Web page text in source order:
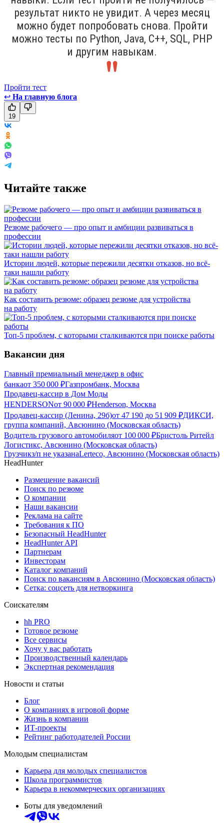
результат никто не увидит. А через месяц
можно будет попробовать снова. Пройти
можно тесты по Python, Java, С++, SQL, PHP
и другим навыкам.
Пройти тест
↩ На главную блога
19
Читайте также
Резюме рабочего — про опыт и амбиции развиваться в
профессии
Истории людей, которые пережили десятки отказов, но всё-
таки нашли работу
Как составить резюме: образец резюме для устройства
на работу
Топ-5 проблем, с которыми сталкиваются при поиске работы
Вакансии дня
Главный премиальный менеджер в офис
банкаот 350 000 ₽Газпромбанк, Москва
Продавец-кассир в Дом Моды
HENDERSONот 90 000 ₽Henderson, Москва
Продавец-кассир (Ленина, 29б)от 47 190 до 51 909 ₽ДИКСИ,
группа компаний, Авсюнино (Московская область)
Водитель грузового автомобиляот 100 000 ₽Бристоль Ритейл
Логистикс, Авсюнино (Московская область)
Грузчикз/п не указанаLerteco, Авсюнино (Московская область)
HeadHunter
Размещение вакансий
Поиск по резюме
О компании
Наши вакансии
Реклама на сайте
Требования к ПО
Безопасный HeadHunter
HeadHunter API
Партнерам
Инвесторам
Каталог компаний
Поиск по вакансиям в Авсюнино (Московская область)
Сетка: соцсеть для нетворкинга
Соискателям
hh PRO
Готовое резюме
Все сервисы
Хочу у вас работать
Производственный календарь
Экспертная рекомендация
Новости и статьи
Блог
О компаниях в игровой форме
Жизнь в компании
ИТ-проекты
Рейтинг работодателей России
Молодым специалистам
Карьера для молодых специалистов
Школа программистов
Карьера в некоммерческих организациях
Боты для уведомлений